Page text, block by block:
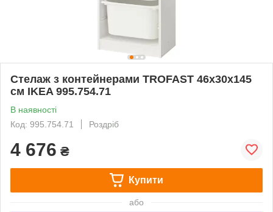
Стелаж з контейнерами TROFAST 46x30x145
см IKEA 995.754.71
В наявності
Код: 995.754.71
Роздріб
4 676 ₴
Купити
або